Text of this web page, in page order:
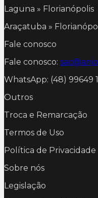
Laguna » Florianópolis
Araçatuba »
Fale conosco
Fale conosco:
WhatsApp: (48) 99649
Outros
Troca e Remarcação
Termos de Uso
Política de Privacidade
Sobre nós
Legislação